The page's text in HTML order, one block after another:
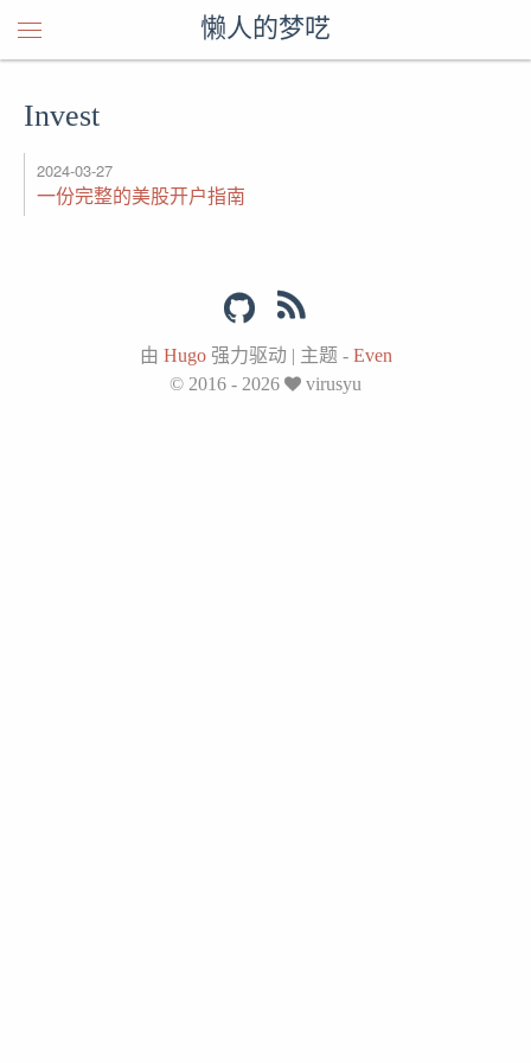
懒人的梦呓
Invest
2024-03-27
一份完整的美股开户指南
由 Hugo强力驱动 | 主题 - Even
© 2016 - 2026
virusyu